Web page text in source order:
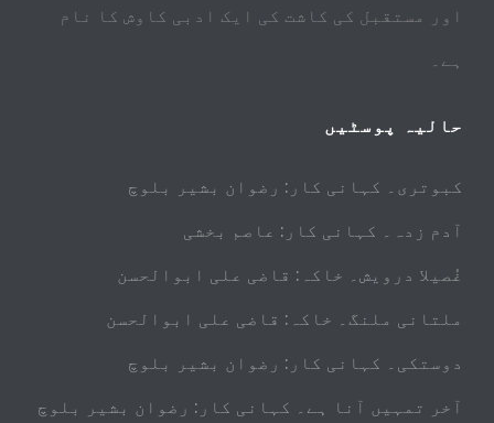
اور مستقبل کی کاشت کی ایک ادبی کاوش کا نام
ہے۔
حالیہ پوسٹیں
کبوتری۔ کہانی کار: رضوان بشیر بلوچ
آدم زدہ۔ کہانی کار: عاصم بخشی
غُصیلا درویش۔ خاکہ: قاضی علی ابوالحسن
ملتانی ملنگ۔ خاکہ: قاضی علی ابوالحسن
دوستکی۔ کہانی کار: رضوان بشیر بلوچ
آخر تمہیں آنا ہے۔ کہانی کار: رضوان بشیر بلوچ